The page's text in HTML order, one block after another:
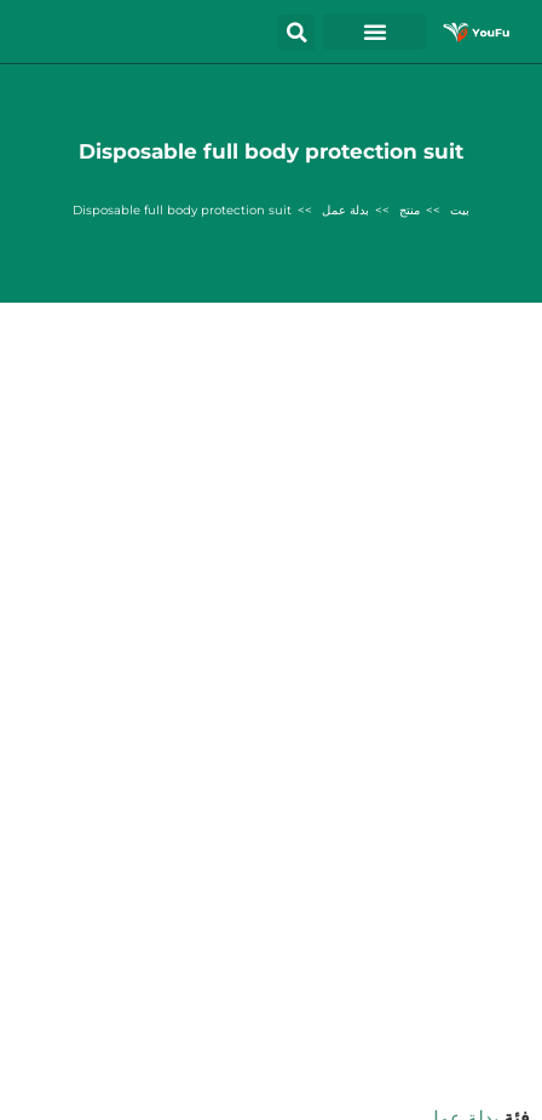
Disposable full body protection suit
بيت منتج بدلة عمل Disposable full body protection suit